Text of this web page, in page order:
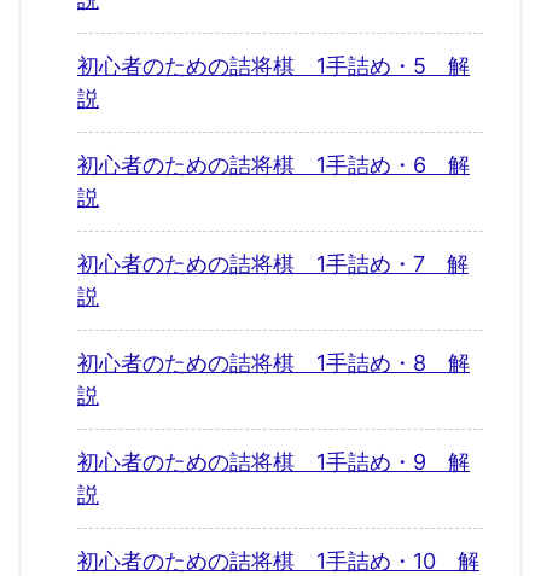
初心者のための詰将棋 1手詰め・5 解
説
初心者のための詰将棋 1手詰め・6 解
説
初心者のための詰将棋 1手詰め・7 解
説
初心者のための詰将棋 1手詰め・8 解
説
初心者のための詰将棋 1手詰め・9 解
説
初心者のための詰将棋 1手詰め・10 解